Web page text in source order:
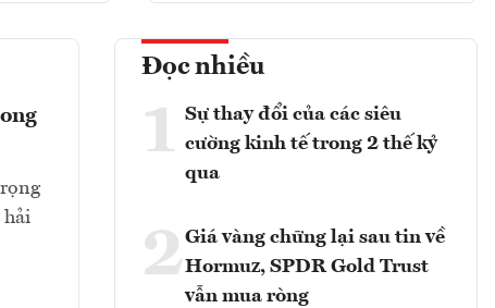
hải
Đọc nhiều
1 Sự thay đổi của các siêu
cường kinh tế trong 2 thế kỷ
qua
2Giá vàng chững lại sau tin về
Hormuz, SPDR Gold Trust
vẫn mua ròng